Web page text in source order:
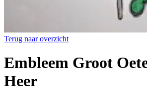
Terug naar overzicht
Embleem Groot
Heer